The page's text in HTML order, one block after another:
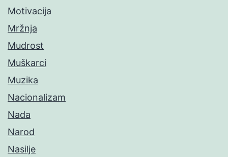
Motivacija
Mržnja
Mudrost
Muškarci
Muzika
Nacionalizam
Nada
Narod
Nasilje